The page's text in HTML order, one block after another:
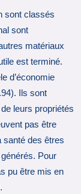
sont classés
sont
matériaux
est terminé.
d’économie
Ils sont
leurs propriétés
pas être
santé des êtres
Pour
pu être mis en